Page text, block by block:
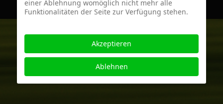
einer Ablehnung womöglich nicht mehr alle
Funktionalitäten der Seite zur Verfügung stehen.
Akzeptieren
Ablehnen